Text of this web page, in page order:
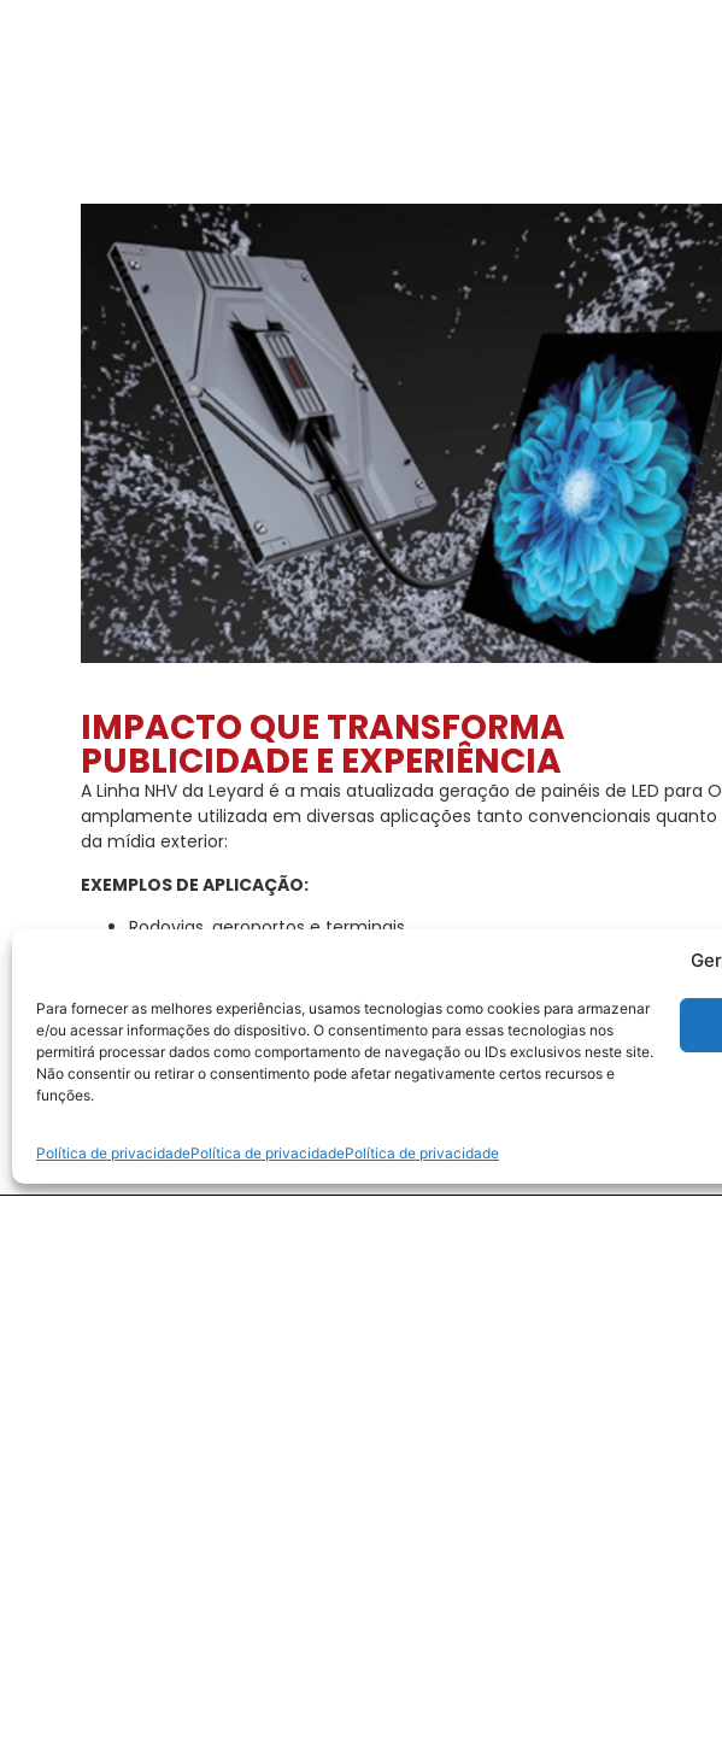
Para fornecer as melhores experiências, usamos tecnologias como cookies para armazenar
e/ou acessar informações do dispositivo. O consentimento para essas tecnologias nos
permitirá processar dados como comportamento de navegação ou IDs exclusivos neste site.
Não consentir ou retirar o consentimento pode afetar negativamente certos recursos e
funções.
Política de privacidadePolítica de privacidadePolítica de privacidade
IMPACTO QUE TRANSFORMA
PUBLICIDADE E EXPERIÊNCIA
A Linha NHV da Leyard é a mais atualizada geração de painéis de LED para
amplamente utilizada em diversas aplicações tanto convencionais quanto
da mídia exterior:
EXEMPLOS DE APLICAÇÃO:
Rodovias, aeroportos e terminais
Publicidades externas
Estação de trem